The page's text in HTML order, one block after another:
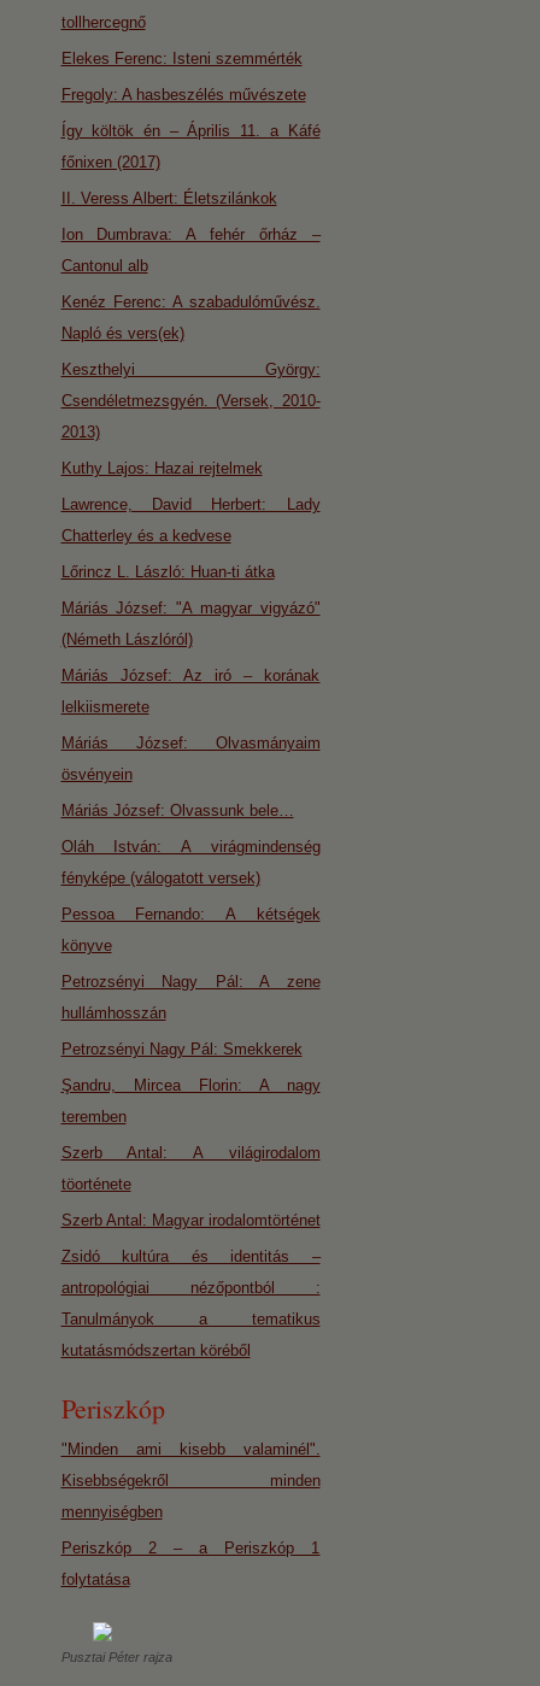
tollhercegnő
Elekes Ferenc: Isteni szemmérték
Fregoly: A hasbeszélés művészete
Így költök én – Április 11. a Káfé
főnixen (2017)
II. Veress Albert: Életszilánkok
Ion Dumbrava: A fehér őrház –
Cantonul alb
Kenéz Ferenc: A szabadulóművész.
Napló és vers(ek)
Keszthelyi György:
Csendéletmezsgyén. (Versek, 2010-
2013)
Kuthy Lajos: Hazai rejtelmek
Lawrence, David Herbert: Lady
Chatterley és a kedvese
Lőrincz L. László: Huan-ti átka
Máriás József: "A magyar vigyázó"
(Németh Lászlóról)
Máriás József: Az iró – korának
lelkiismerete
Máriás József: Olvasmányaim
ösvényein
Máriás József: Olvassunk bele…
Oláh István: A virágmindenség
fényképe (válogatott versek)
Pessoa Fernando: A kétségek
könyve
Petrozsényi Nagy Pál: A zene
hullámhosszán
Petrozsényi Nagy Pál: Smekkerek
Şandru, Mircea Florin: A nagy
teremben
Szerb Antal: A világirodalom
töorténete
Szerb Antal: Magyar irodalomtörténet
Zsidó kultúra és identitás –
antropológiai nézőpontból :
Tanulmányok a tematikus
kutatásmódszertan köréből
Periszkóp
"Minden ami kisebb valaminél".
Kisebbségekről minden
mennyiségben
Periszkóp 2 – a Periszkóp 1
folytatása
Pusztai Péter rajza